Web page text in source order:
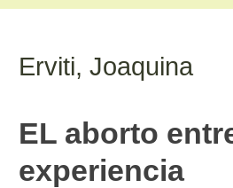
Erviti, Joaquina
EL aborto
experiencia